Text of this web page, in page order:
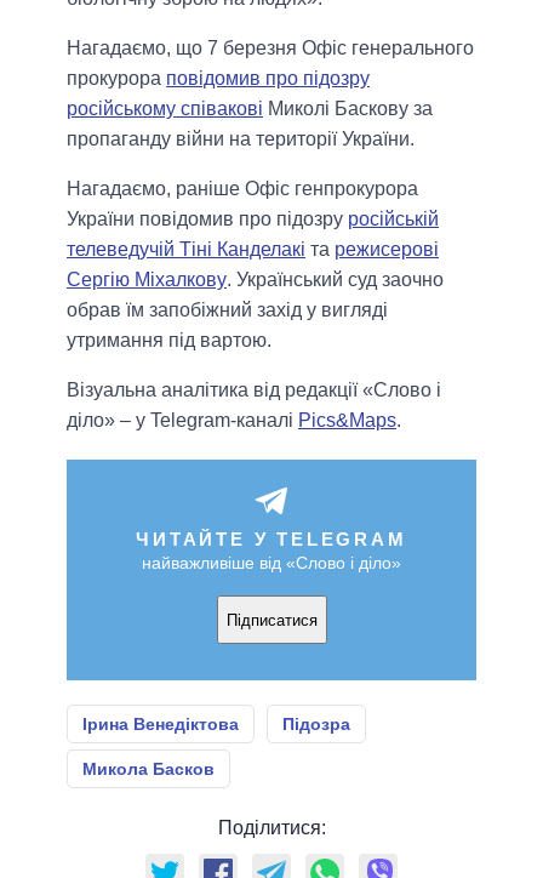
Нагадаємо, що 7 березня Офіс генерального
прокурора повідомив про підозру
російському співакові Миколі Баскову за
пропаганду війни на території України.
Нагадаємо, раніше Офіс генпрокурора
України повідомив про підозру російській
телеведучій Тіні Канделакі та режисерові
Сергію Міхалкову. Український суд заочно
обрав їм запобіжний захід у вигляді
утримання під вартою.
Візуальна аналітика від редакції «Слово і
діло» – у Telegram-каналі Pics&Maps.
ЧИТАЙТЕ У TELEGRAM
найважливіше від «Слово і діло»
Підписатися
Ірина Венедіктова Підозра
Микола Басков
Поділитися: